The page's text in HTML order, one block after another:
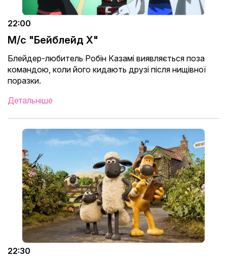
22:00
М/с "Бейблейд X"
Блейдер-любитель Робін Казамі виявляється поза
командою, коли його кидають друзі після нищівної
поразки.
Детальніше
22:30